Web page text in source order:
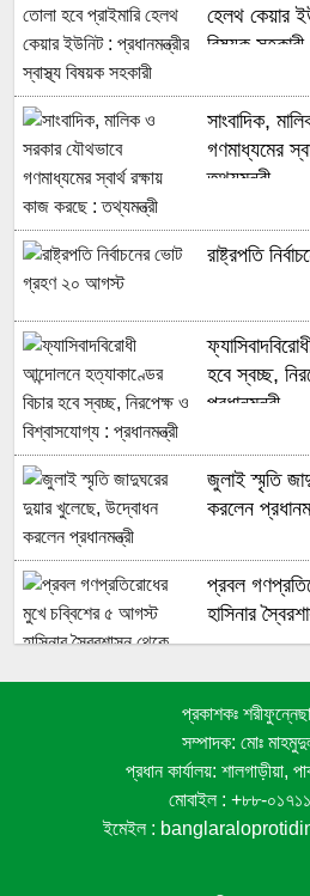
হেলথ কেয়ার
বিষয়ক সহকারী
সাংবাদিক,
গণমাধ্যমের
তথ্যমন্ত্রী
রাষ্ট্রপতি
হবে স্বচ্ছ,
প্রধানমন্ত্রী
জুলাই স্মৃতি
করলেন
প্রবল
হাসিনার
জুলাই
আইনজীবীদের
প্রকাশকঃ
সম্পাদক: মোঃ
প্রধান কার্যালয়: শালগাড়ীয়া,
মোবাইল : +৮৮-
ইমেইল :